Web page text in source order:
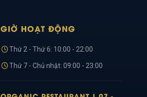
GIỜ HOẠT ĐỘNG
Thứ 2 - Thứ 6: 10:00 - 22:00
Thứ 7 - Chủ nhật: 09:00 - 23:00